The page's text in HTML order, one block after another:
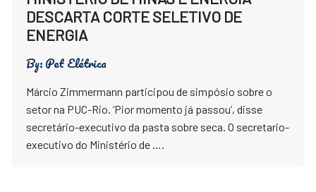
DESCARTA CORTE SELETIVO DE
ENERGIA
By:Pet Elétrica
Márcio Zimmermann participou de simpósio sobre o
setor na PUC-Rio. ‘Pior momento já passou’, disse
secretário-executivo da pasta sobre seca. O secretario-
executivo do Ministério de ….